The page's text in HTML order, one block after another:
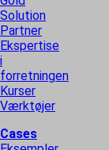
Solution
Partner
Ekspertise
i
forretningen
Kurser
Værktøjer
Cases